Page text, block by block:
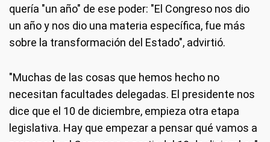
quería "un año" de ese poder: "El Congreso nos dio
un año y nos dio una materia específica, fue más
sobre la transformación del Estado", advirtió.
"Muchas de las cosas que hemos hecho no
necesitan facultades delegadas. El presidente nos
dice que el 10 de diciembre, empieza otra etapa
legislativa. Hay que empezar a pensar qué vamos a